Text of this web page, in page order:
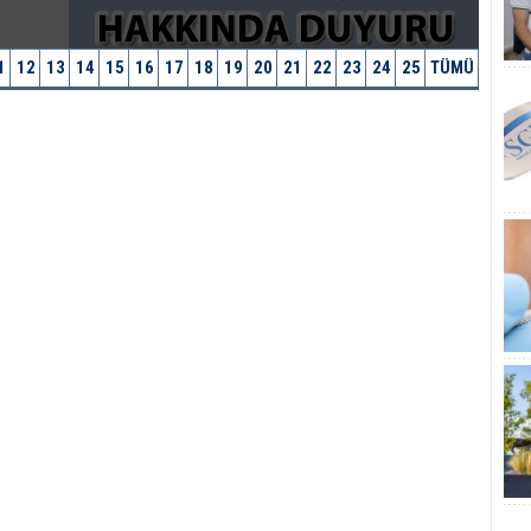
12 13 14 15 16 17 18 19 20 21 22 23 24 25 TÜMÜ